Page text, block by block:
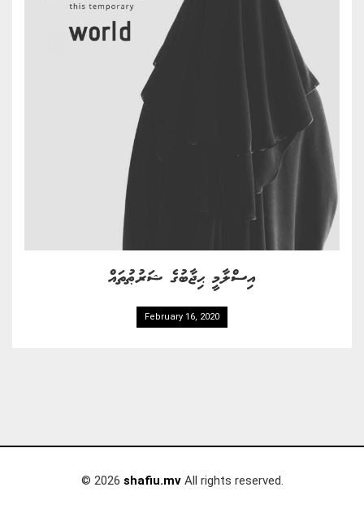
އިސްލާމީ ޙިޖާބުގެ ޝަރުޠުތައް
February 16, 2020
© 2026 shafiu.mvAll rights reserved.